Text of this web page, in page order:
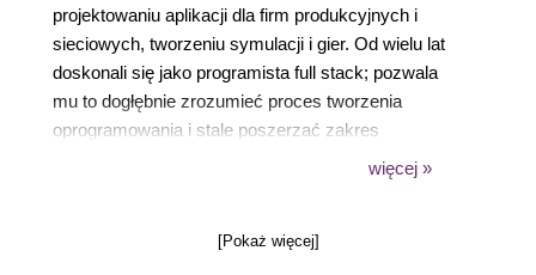
projektowaniu aplikacji dla firm produkcyjnych i
sieciowych, tworzeniu symulacji i gier. Od wielu lat
doskonali się jako programista full stack; pozwala
mu to dogłębnie zrozumieć proces tworzenia
oprogramowania i stale poszerzać zakres
kompetencji technicznych. Równolegle, zaraz po
na Politechnice Rzeszowskiej. Praca naukowo-
więcej »
[Pokaż więcej]